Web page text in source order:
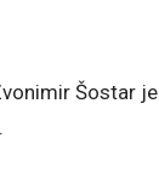
Šostar